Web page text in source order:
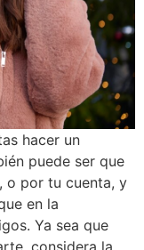
hacer un
puede ser que
o por tu cuenta, y
en la
Ya sea que